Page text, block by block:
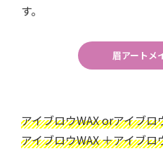
す。
眉アートメ
アイブロウWAX orアイブ
アイブロウWAX ＋アイブ